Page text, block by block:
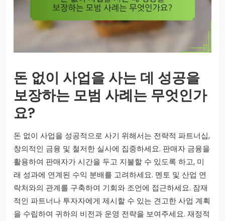
돈 없이 사업을 사는 데 성공을
보장하는 모범 사례는 무엇인가
요?
돈 없이 사업을 성공적으로 사기 위해서는 전략적 파트너십,
창의적인 금융 및 철저한 실사에 집중하세요. 판매자 금융을
활용하여 판매자가 시간을 두고 지불할 수 있도록 하고, 미
래 성과에 연계된 수익 분배를 고려하세요. 멘토 및 산업 연
락처와의 관계를 구축하여 기회와 조언에 접근하세요. 잠재
적인 파트너나 투자자에게 제시할 수 있는 견고한 사업 계획
을 수립하여 귀하의 비전과 운영 전략을 보여주세요. 재정적